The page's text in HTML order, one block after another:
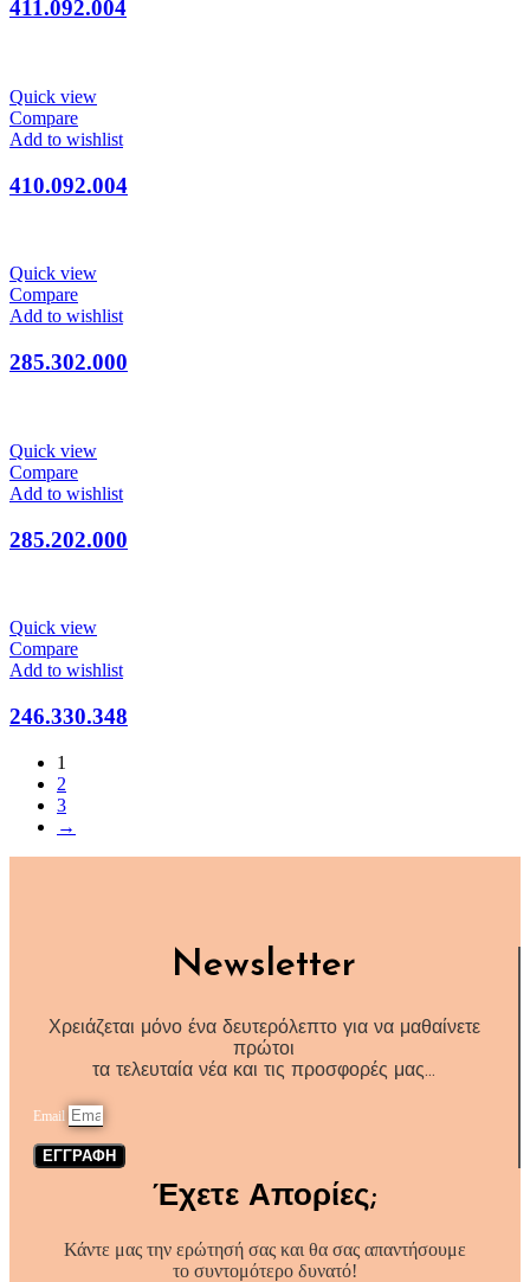
411.092.004
Quick view
Compare
Add to wishlist
410.092.004
Quick view
Compare
Add to wishlist
285.302.000
Quick view
Compare
Add to wishlist
285.202.000
Quick view
Compare
Add to wishlist
246.330.348
1
2
3
→
Newsletter
Χρειάζεται μόνο ένα δευτερόλεπτο για να μαθαίνετε
πρώτοι
τα τελευταία νέα και τις προσφορές μας…
Email
ΕΓΓΡΑΦΗ
Έχετε Απορίες;
Κάντε μας την ερώτησή σας και θα σας απαντήσουμε
το συντομότερο δυνατό!